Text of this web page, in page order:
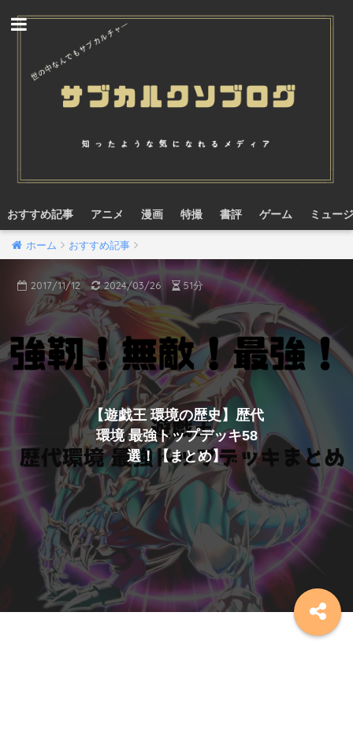
おすすめ記事 アニメ 漫画 特撮 書評 ゲーム ミュー
ホーム おすすめ記事
【遊戯王 環境の歴史】歴代
環境 最強トップデッキ58
選！【まとめ】
2017/11/12 2024/03/26 51分